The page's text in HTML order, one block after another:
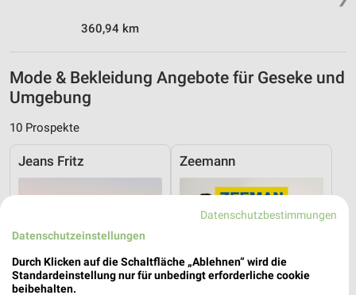
360,94 km
Mode & Bekleidung Angebote für Geseke und
Umgebung
10 Prospekte
Jeans Fritz Zeemann
Datenschutzbestimmungen
Datenschutzeinstellungen
Durch Klicken auf die Schaltfläche „Ablehnen“ wird die
Standardeinstellung nur für unbedingt erforderliche cookie
beibehalten.